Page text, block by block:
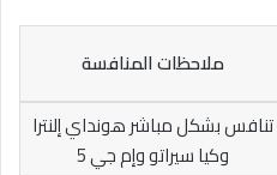
ملاحظات المنافسة
تنافس بشكل مباشر هونداي إلنترا
وكيا سيراتو وإم جي 5